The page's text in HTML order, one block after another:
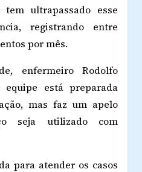
tem ultrapassado esse
registrando entre
por mês.
enfermeiro Rodolfo
está preparada
mas faz um apelo
seja utilizado com
para atender os casos